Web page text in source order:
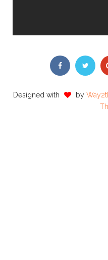
Designed with by